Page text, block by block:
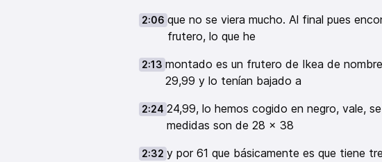
2:06 que no se viera mucho. Al final pues
frutero, lo que he
2:13 montado es un frutero de Ikea de
29,99 y lo tenían bajado a
2:24 24,99, lo hemos cogido en negro, vale,
medidas son de 28 x 38
2:32 y por 61 que básicamente es que tiene